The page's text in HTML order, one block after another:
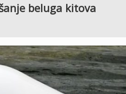
beluga kitova